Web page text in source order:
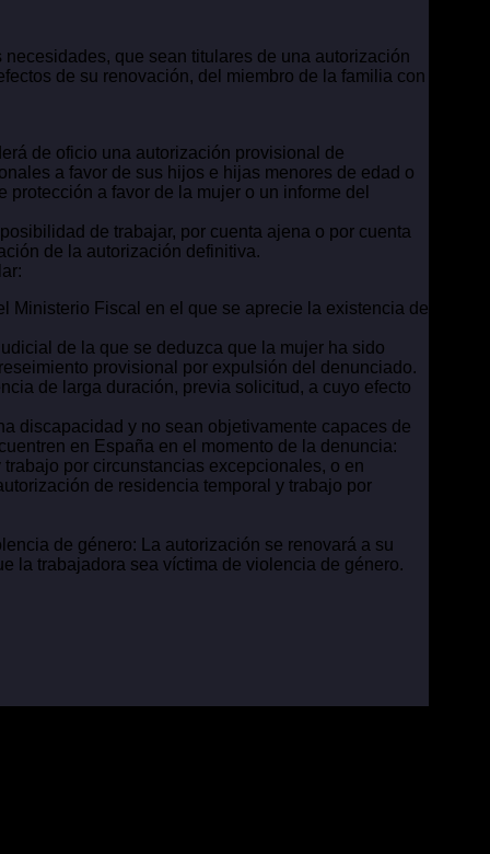
que sean titulares de una autorización
de su renovación, del miembro de la familia con
de oficio una autorización provisional de
a favor de sus hijos e hijas menores de edad o
a favor de la mujer o un informe del
de trabajar, por cuenta ajena o por cuenta
de la autorización definitiva.
Ministerio Fiscal en el que se aprecie la existencia de
de la que se deduzca que la mujer ha sido
provisional por expulsión del denunciado.
de larga duración, previa solicitud, a cuyo efecto
discapacidad y no sean objetivamente capaces de
en España en el momento de la denuncia:
por circunstancias excepcionales, o en
de residencia temporal y trabajo por
de género: La autorización se renovará a su
la trabajadora sea víctima de violencia de género.